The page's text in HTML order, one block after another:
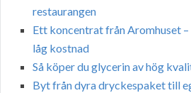
restaurangen
Ett koncentrat från Aromhuset –
låg kostnad
Så köper du glycerin av hög
Byt från dyra dryckespaket till